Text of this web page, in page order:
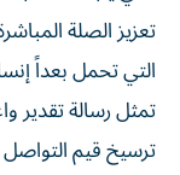
تعزيز الصلة
التي تحمل بعداً
تمثل رسالة تقدير
ترسيخ قيم التواصل